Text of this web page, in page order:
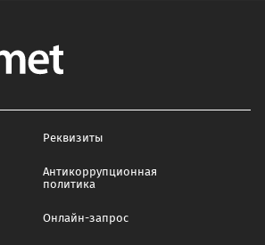
Реквизиты
Антикоррупционная
политика
Онлайн-запрос